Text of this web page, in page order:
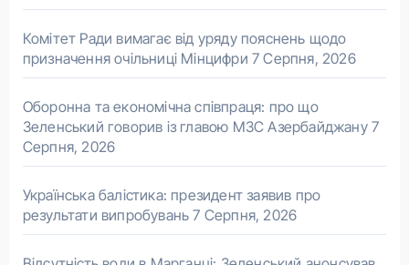
Комітет Ради вимагає від уряду пояснень щодо
призначення очільниці Мінцифри 7 Серпня, 2026
Оборонна та економічна співпраця: про що
Зеленський говорив із главою МЗС Азербайджану 7
Серпня, 2026
Українська балістика: президент заявив про
результати випробувань 7 Серпня, 2026